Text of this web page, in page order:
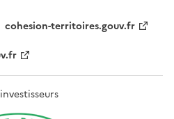
cohesion-territoires.gouv.fr